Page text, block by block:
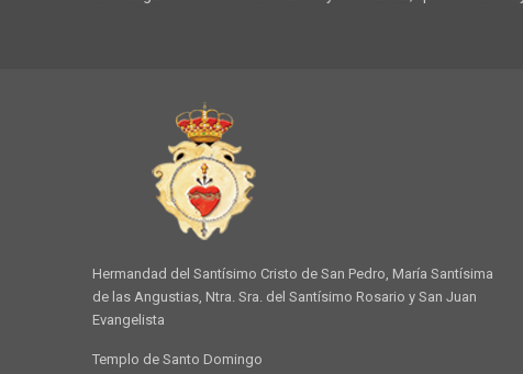
Hermandad del Santísimo Cristo de San Pedro, María Santísima
de las Angustias, Ntra. Sra. del Santísimo Rosario y San Juan
Evangelista
Templo de Santo Domingo